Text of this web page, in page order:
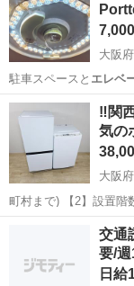
大阪
駐車スペースと エレベ
ターの有無など） …
大阪 大阪市 照
‼️関
気の
大阪
町村まで) 【2】設置階
希望時…
キ
交通
要/
日給